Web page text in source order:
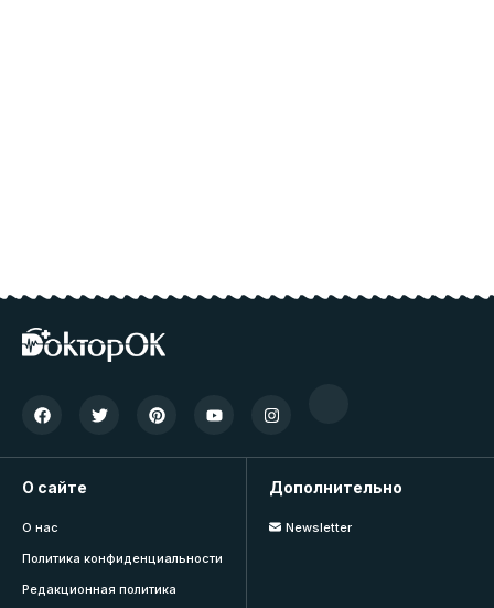
О сайте
О нас
Политика конфиденциальности
Редакционная политика
Дополнительно
Newsletter